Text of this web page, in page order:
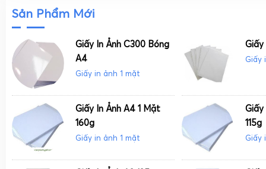
Sản Phẩm Mới
Giấy In Ảnh C300 Bóng
A4
Giấy in ảnh 1 mặt
Giấy
Giấy
Giấy In Ảnh A4 1 Mặt
160g
Giấy in ảnh 1 mặt
Giấy
115g
Giấy